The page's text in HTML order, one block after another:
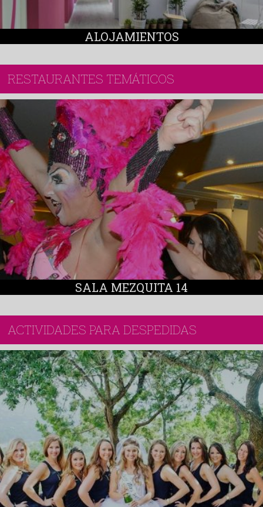
ALOJAMIENTOS
RESTAURANTES TEMÁTICOS
SALA MEZQUITA 14
ACTIVIDADES PARA DESPEDIDAS